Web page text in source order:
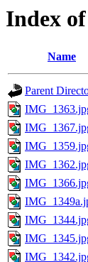
Index
Name
Parent